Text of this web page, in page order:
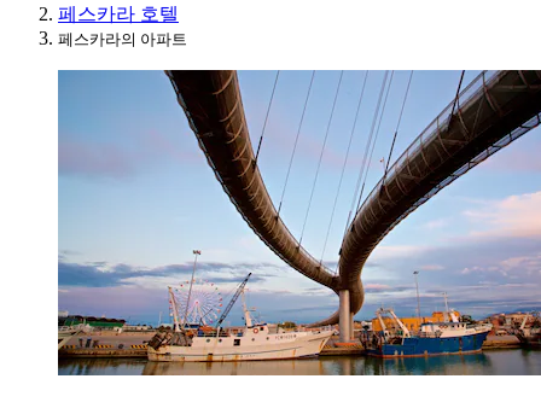
페스카라 호텔
페스카라의 아파트